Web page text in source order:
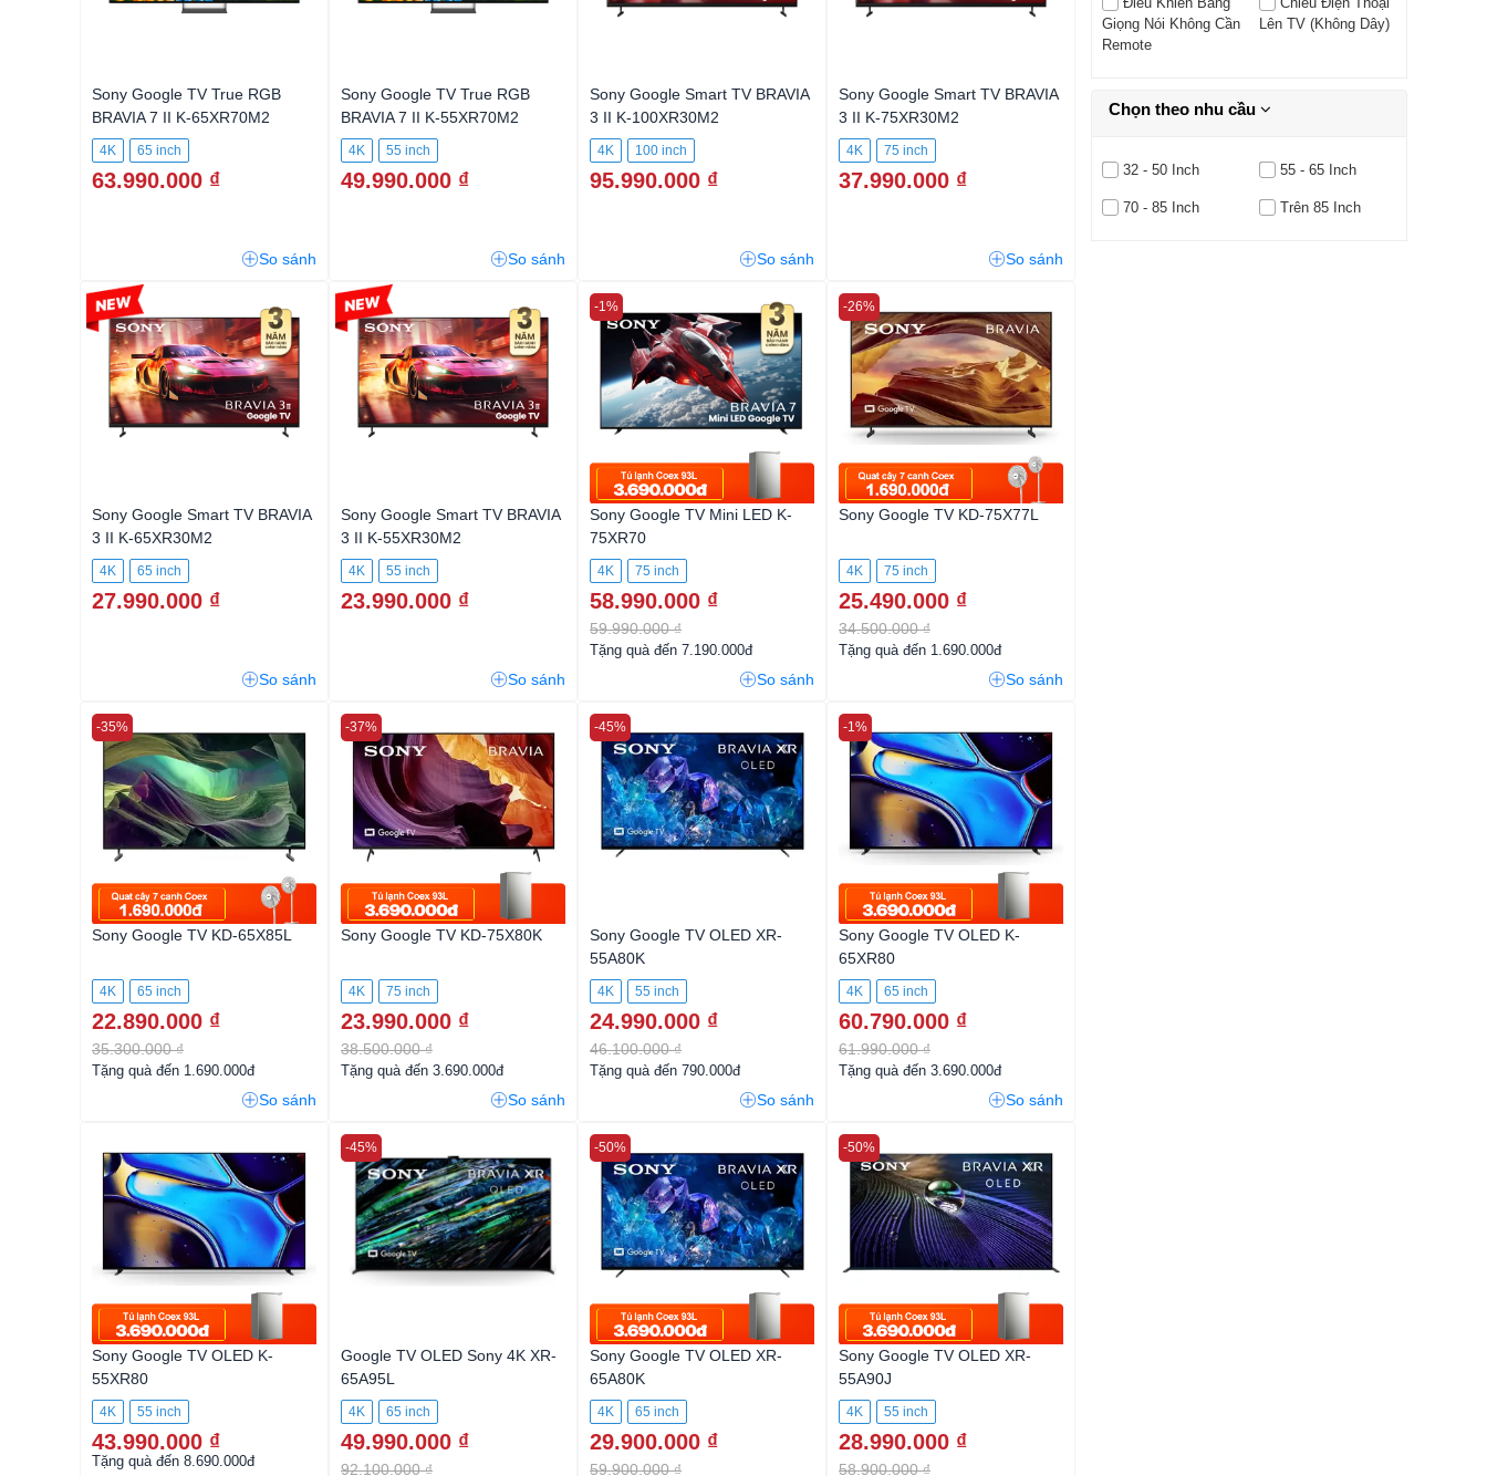
Sony Google TV True RGB
BRAVIA 7 II K-65XR70M2
4K 65 inch
63.990.000 ₫
So sánh
Sony Google TV True RGB
BRAVIA 7 II K-55XR70M2
4K 55 inch
49.990.000 ₫
So sánh
Sony Google Smart TV BRAVIA
3 II K-100XR30M2
4K 100 inch
95.990.000 ₫
So sánh
Sony Google Smart TV BRAVIA
3 II K-75XR30M2
4K 75 inch
37.990.000 ₫
So sánh
Sony Google Smart TV BRAVIA
3 II K-65XR30M2
4K 65 inch
27.990.000 ₫
So sánh
Sony Google Smart TV BRAVIA
3 II K-55XR30M2
4K 55 inch
23.990.000 ₫
So sánh
Sony Google TV Mini LED K-
75XR70
4K 75 inch
58.990.000 ₫
59.990.000 ₫
-1%
Tặng quà đến 7.190.000đ
So sánh
Sony Google TV KD-75X77L
4K 75 inch
25.490.000 ₫
34.500.000 ₫
-26%
Tặng quà đến 1.690.000đ
So sánh
Sony Google TV KD-65X85L
4K 65 inch
22.890.000 ₫
35.300.000 ₫
-35%
Tặng quà đến 1.690.000đ
So sánh
Sony Google TV KD-75X80K
4K 75 inch
23.990.000 ₫
38.500.000 ₫
-37%
Tặng quà đến 3.690.000đ
So sánh
Sony Google TV OLED XR-
55A80K
4K 55 inch
24.990.000 ₫
46.100.000 ₫
-45%
Tặng quà đến 790.000đ
So sánh
Sony Google TV OLED K-
65XR80
4K 65 inch
60.790.000 ₫
61.990.000 ₫
-1%
Tặng quà đến 3.690.000đ
So sánh
Sony Google TV OLED K-
55XR80
4K 55 inch
43.990.000 ₫
Tặng quà đến 8.690.000đ
Google TV OLED Sony 4K XR-
65A95L
4K 65 inch
49.990.000 ₫
92.100.000 ₫
-45%
Sony Google TV OLED XR-
65A80K
4K 65 inch
29.900.000 ₫
59.900.000 ₫
-50%
Sony Google TV OLED XR-
55A90J
4K 55 inch
28.990.000 ₫
58.900.000 ₫
-50%
Giọng Nói Không Cần
Remote
Lên TV (không Dây)
Chọn theo nhu cầu
32 - 50 Inch 55 - 65 Inch
70 - 85 Inch Trên 85 Inch